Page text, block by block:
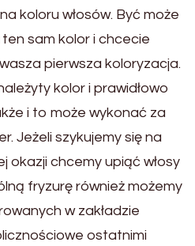
koloru włosów. Być może
sam kolor i chcecie
pierwsza koloryzacja.
kolor i prawidłowo
i to może wykonać za
Jeżeli szykujemy się na
okazji chcemy upiąć włosy
fryzurę również możemy
w zakładzie
ostatnimi